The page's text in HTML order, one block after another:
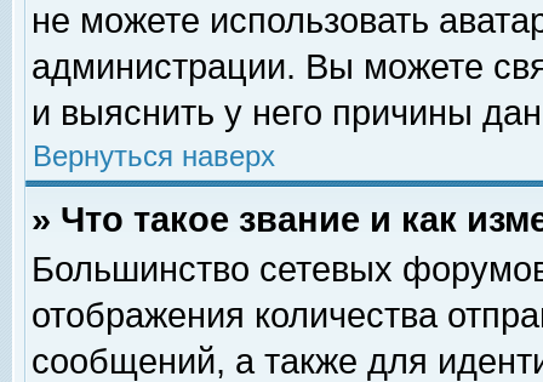
не можете использовать
администрации. Вы можете
и выяснить у него причины
Вернуться наверх
» Что такое звание и как
Большинство сетевых
отображения количества
сообщений, а также для